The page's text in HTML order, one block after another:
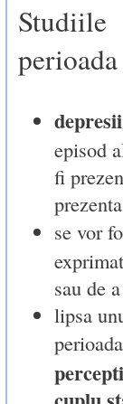
episod
fi
se vor
sau de
lipsa